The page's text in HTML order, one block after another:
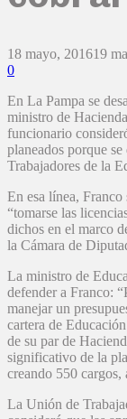
18 mayo, 201619
0
En La Pampa se
ministro de
funcionario
planeados porque
Trabajadores de la
En esa línea, Franco
“tomarse las
dichos en el marco
la Cámara de
La ministro de
defender a Franco:
manejar un
cartera de
de su par de
significativo de la
creando 550
La Unión de